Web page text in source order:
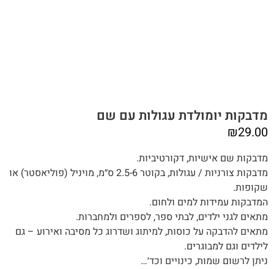
מדבקות יומולדת עגולות עם שם
₪29.00
מדבקות שם אישיות, דקורטיביות.
מדבקות צורניות / עגולות, בקוטר 2.5-6 ס״מ, מויניל (פוליאסטר) או
שקופות.
המדבקות עמידות למים ולחום.
מתאים לגני ילדים, לבתי ספר, לספרים ולמחברות.
מתאים להדבקה על כוסות, למיתוג ושדרוג כל מסיבה ואירוע – גם
לילדים וגם למבוגרים.
ניתן לרשום שמות, כינויים וכד׳…